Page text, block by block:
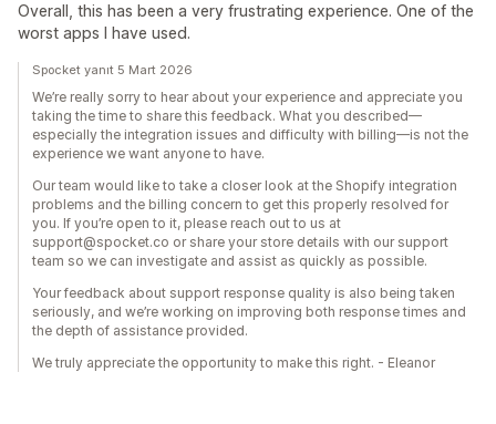
Overall, this has been a very frustrating experience. One of the
worst apps I have used.
Spocket yanıt 5 Mart 2026
We’re really sorry to hear about your experience and appreciate you
taking the time to share this feedback. What you described—
especially the integration issues and difficulty with billing—is not the
experience we want anyone to have.
Our team would like to take a closer look at the Shopify integration
problems and the billing concern to get this properly resolved for
you. If you’re open to it, please reach out to us at
support@spocket.co or share your store details with our support
team so we can investigate and assist as quickly as possible.
Your feedback about support response quality is also being taken
seriously, and we’re working on improving both response times and
the depth of assistance provided.
We truly appreciate the opportunity to make this right. - Eleanor